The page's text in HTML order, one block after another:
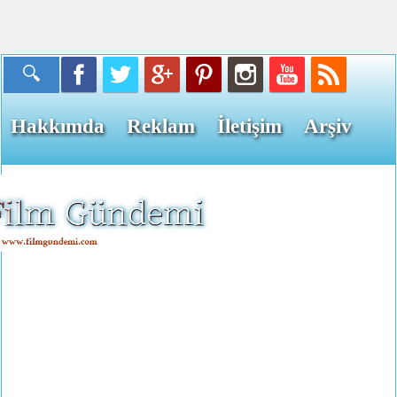
Hakkımda Reklam İletişim Arşiv